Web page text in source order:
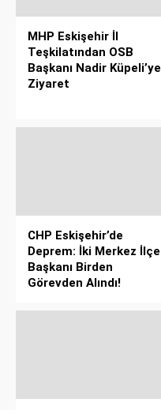
MHP Eskişehir İl
Teşkilatından OSB
Başkanı Nadir Küpeli’ye
Ziyaret
CHP Eskişehir’de
Deprem: İki Merkez İlçe
Başkanı Birden
Görevden Alındı!